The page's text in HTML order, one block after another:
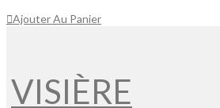
Ajouter Au Panier
VISIÈRE